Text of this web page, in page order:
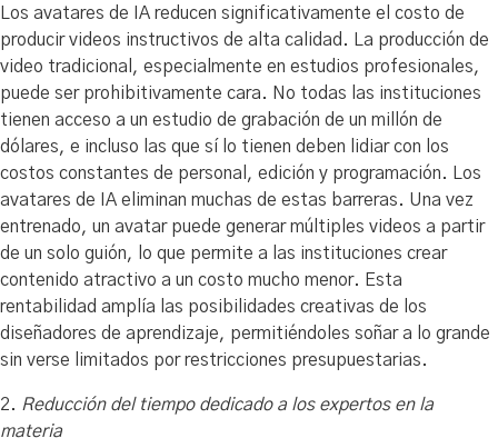
Los avatares de IA reducen significativamente el costo de
producir videos instructivos de alta calidad. La producción de
video tradicional, especialmente en estudios profesionales,
puede ser prohibitivamente cara. No todas las instituciones
tienen acceso a un estudio de grabación de un millón de
dólares, e incluso las que sí lo tienen deben lidiar con los
costos constantes de personal, edición y programación. Los
avatares de IA eliminan muchas de estas barreras. Una vez
entrenado, un avatar puede generar múltiples videos a partir
de un solo guión, lo que permite a las instituciones crear
contenido atractivo a un costo mucho menor. Esta
rentabilidad amplía las posibilidades creativas de los
diseñadores de aprendizaje, permitiéndoles soñar a lo grande
sin verse limitados por restricciones presupuestarias.
2. Reducción del tiempo dedicado a los expertos en la
materia